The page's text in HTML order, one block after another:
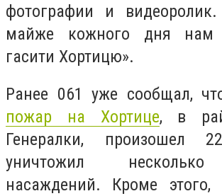
фотографии и
майже кожного дня нам
гасити Хортицю».
Ранее 061 уже сообщал,
пожар на Хортице, в
Генералки,
уничтожил несколько
насаждений. Кроме этого,